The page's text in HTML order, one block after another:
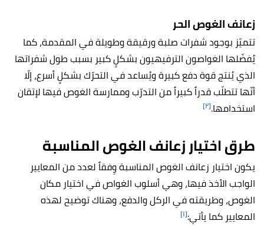
زعانف الغوص الحر
تتميّز بوجود شفرات صلبة ورقيقة وطويلة في المقدمة، كما
يُفضّلها الغواصون الترفيهيون بشكلٍ كبير بسبب طول شفراتها
الذي يُنتج قوة دفع كبيرة ويُساعد في التحرّك بشكلٍ أسرع، إلّا
أنّها تتطلّب قدراً كبيراً من التدرّب وممارسة الغوص فيها لإتقان
استخدامها.[٢]
طرق اختيار زعانف الغوص المناسبة
يكون اختيار زعانف الغوص المناسبة وِفقاً لعدد من المعايير
الواجب الأخذ فيها، وهي أسلوب الغواص في اختيار مكان
الغوص، وطريقته في الركل والدفع، وهناك توضيح لهذه
المعايير كما يأتي:[١]